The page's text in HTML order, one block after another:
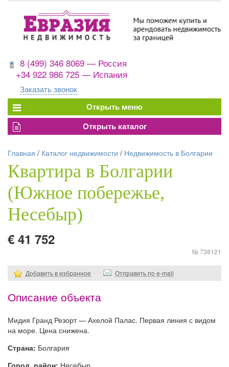
8 (499) 346 8069 — Россия
+34 922 986 725 — Испания
Заказать звонок
Главная / Каталог недвижимости / Недвижимость в Болгарии
Квартира в Болгарии
(Южное побережье,
Несебыр)
€ 41 752
№ 738121
Добавить в избранное Отправить по e-mail
Описание объекта
Мидия Гранд Резорт — Ахелой Палас. Первая линия с видом
на море. Цена снижена.
Страна: Болгария